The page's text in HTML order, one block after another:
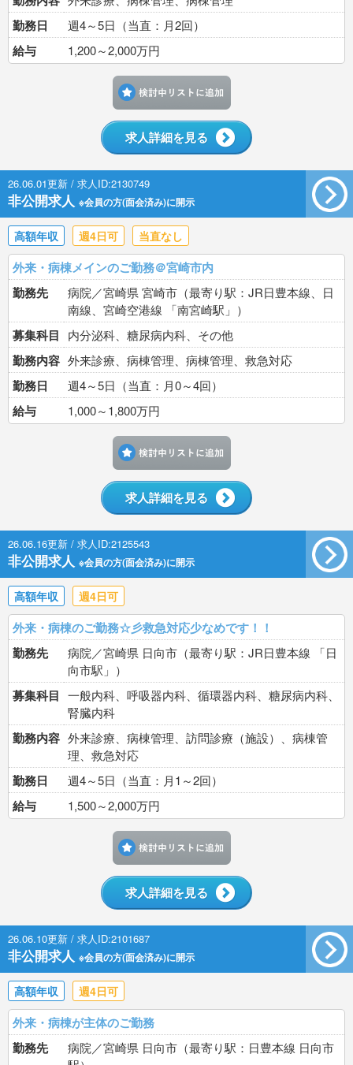
勤務日 週4～5日（当直：月2回）
給与 1,200～2,000万円
求人詳細を見る
26.06.01更新 / 求人ID:2130749
非公開求人 ※会員の方(面会済み)に開示
高額年収 週4日可 当直なし
外来・病棟メインのご勤務＠宮崎市内
勤務先
病院／宮崎県 宮崎市（最寄り駅：JR日豊本線、日
南線、宮崎空港線 「南宮崎駅」）
募集科目 内分泌科、糖尿病内科、その他
勤務内容 外来診療、病棟管理、病棟管理、救急対応
勤務日 週4～5日（当直：月0～4回）
給与 1,000～1,800万円
求人詳細を見る
26.06.16更新 / 求人ID:2125543
非公開求人 ※会員の方(面会済み)に開示
高額年収 週4日可
外来・病棟のご勤務☆彡救急対応少なめです！！
勤務先
病院／宮崎県 日向市（最寄り駅：JR日豊本線 「日
向市駅」）
募集科目 一般内科、呼吸器内科、循環器内科、糖尿病内科、
腎臓内科
勤務内容 外来診療、病棟管理、訪問診療（施設）、病棟管
理、救急対応
勤務日 週4～5日（当直：月1～2回）
給与 1,500～2,000万円
求人詳細を見る
26.06.10更新 / 求人ID:2101687
非公開求人 ※会員の方(面会済み)に開示
高額年収 週4日可
外来・病棟が主体のご勤務
勤務先
病院／宮崎県 日向市（最寄り駅：日豊本線 日向市